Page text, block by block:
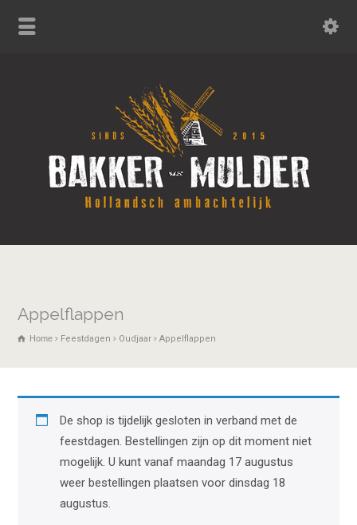
Appelflappen
Home Feestdagen Oudjaar Appelflappen
De shop is tijdelijk gesloten in verband met de
feestdagen. Bestellingen zijn op dit moment niet
mogelijk. U kunt vanaf maandag 17 augustus
weer bestellingen plaatsen voor dinsdag 18
augustus.